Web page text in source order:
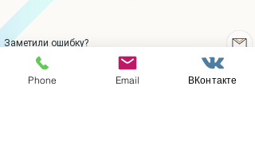
Заметили ошибку?
Сообщите нам
Phone Email ВКонтакте